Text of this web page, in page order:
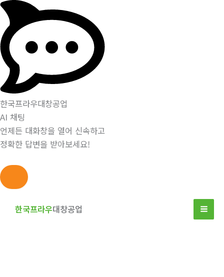
한국프라우대창공업
AI 채팅
언제든 대화창을 열어 신속하고
정확한 답변을 받아보세요!
한국프라우대창공업